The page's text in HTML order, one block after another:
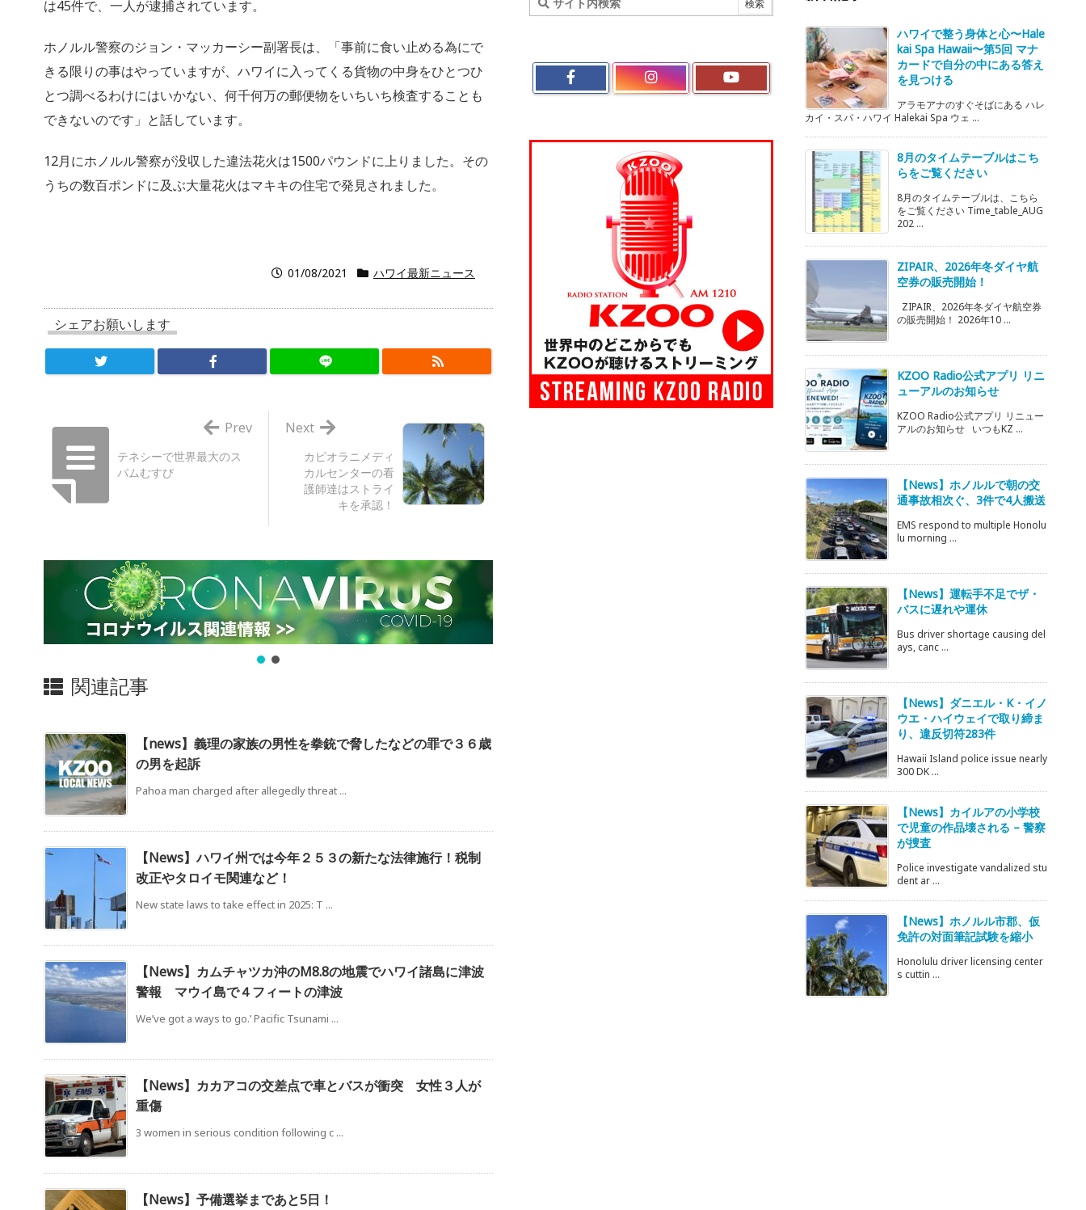
は45件で、一人が逮捕されています。
ホノルル警察のジョン・マッカーシー副署長は、「事前に食い止める為にで
きる限りの事はやっていますが、ハワイに入ってくる貨物の中身をひとつひ
とつ調べるわけにはいかない、何千何万の郵便物をいちいち検査することも
できないのです」と話しています。
12月にホノルル警察が没収した違法花火は1500パウンドに上りました。その
うちの数百ポンドに及ぶ大量花火はマキキの住宅で発見されました。
01/08/2021 ハワイ最新ニュース
シェアお願いします
カピオラニメディ
カルセンターの看
護師達はストライ
キを承認！
Next
テネシーで世界最大のス
パムむすび
Prev
関連記事
【news】義理の家族の男性を拳銃で脅したなどの罪で３６歳
の男を起訴
Pahoa man charged after allegedly threat ...
【News】ハワイ州では今年２５３の新たな法律施行！税制
改正やタロイモ関連など！
New state laws to take effect in 2025: T ...
【News】カムチャツカ沖のM8.8の地震でハワイ諸島に津波
警報 マウイ島で４フィートの津波
We’ve got a ways to go.’ Pacific Tsunami ...
【News】カカアコの交差点で車とバスが衝突 女性３人が
重傷
3 women in serious condition following c ...
【News】予備選挙まであと5日！
ハワイで整う身体と心〜Hale
kai Spa Hawaii〜第5回 マナ
カードで自分の中にある答え
を見つける
アラモアナのすぐそばにある ハレ
カイ・スパ・ハワイ Halekai Spa ウェ ...
8月のタイムテーブルはこち
らをご覧ください
8月のタイムテーブルは、こちら
をご覧ください Time_table_AUG
202 ...
ZIPAIR、2026年冬ダイヤ航
空券の販売開始！
ZIPAIR、2026年冬ダイヤ航空券
の販売開始！ 2026年10 ...
KZOO Radio公式アプリ リニ
ューアルのお知らせ
KZOO Radio公式アプリ リニュー
アルのお知らせ いつもKZ ...
【News】ホノルルで朝の交
通事故相次ぐ、3件で4人搬送
EMS respond to multiple Honolu
lu morning ...
【News】運転手不足でザ・
バスに遅れや運休
Bus driver shortage causing del
ays, canc ...
【News】ダニエル・K・イノ
ウエ・ハイウェイで取り締ま
り、違反切符283件
Hawaii Island police issue nearly
300 DK ...
【News】カイルアの小学校
で児童の作品壊される – 警察
が捜査
Police investigate vandalized stu
dent ar ...
【News】ホノルル市郡、仮
免許の対面筆記試験を縮小
Honolulu driver licensing center
s cuttin ...